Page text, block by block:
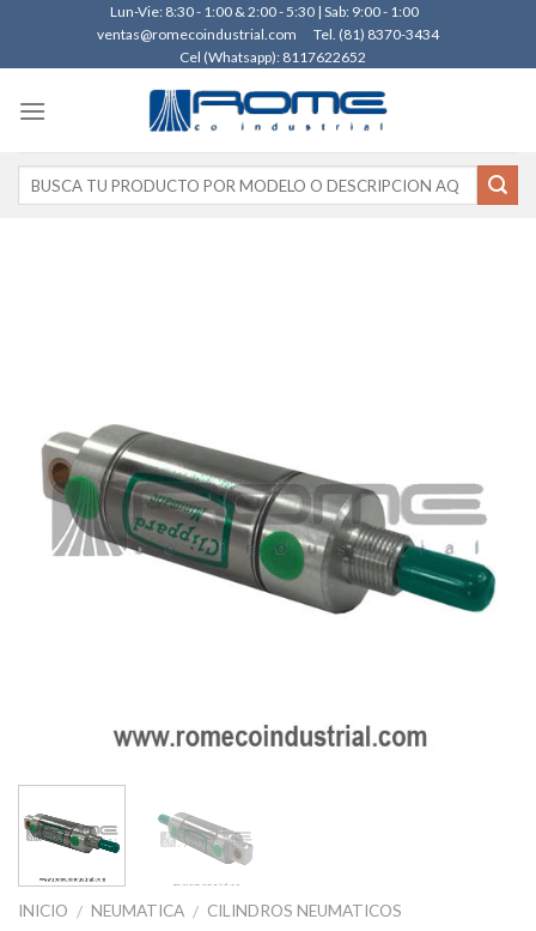
content
Lun-Vie: 8:30 - 1:00 & 2:00 - 5:30 | Sab: 9:00 - 1:00
ventas@romecoindustrial.com
Tel. (81) 8370-3434
Cel (Whatsapp): 8117622652
INICIO / NEUMATICA / CILINDROS NEUMATICOS